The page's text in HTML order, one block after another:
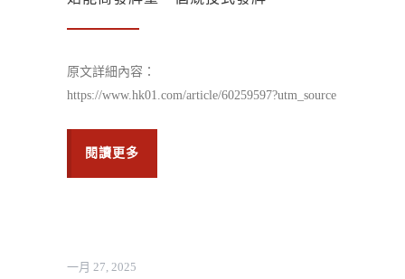
原文詳細內容：
https://www.hk01.com/article/60259597?utm_source
閱讀更多
一月 27, 2025